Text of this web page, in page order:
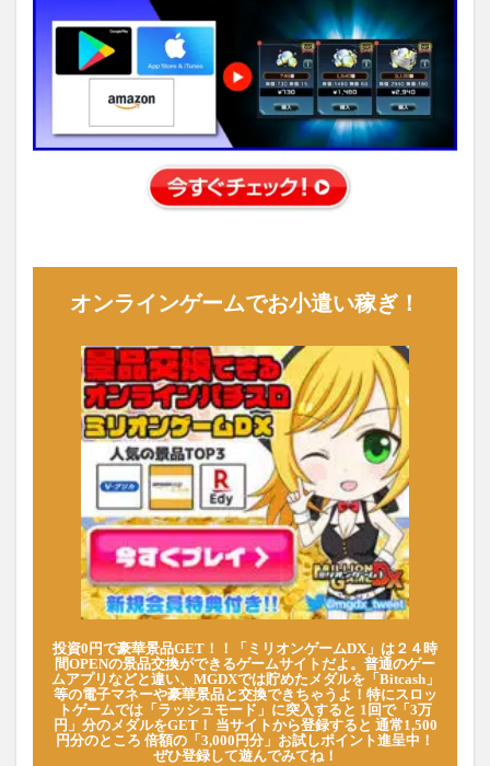
オンラインゲームでお小遣い稼ぎ！
投資0円で豪華景品GET！！「ミリオンゲームDX」は２４時
間OPENの景品交換ができるゲームサイトだよ。普通のゲー
ムアプリなどと違い、MGDXでは貯めたメダルを「Bitcash」
等の電子マネーや豪華景品と交換できちゃうよ！特にスロッ
トゲームでは「ラッシュモード」に突入すると 1回で「3万
円」分のメダルをGET！ 当サイトから登録すると 通常1,500
円分のところ 倍額の「3,000円分」お試しポイント進呈中！
ぜひ登録して遊んでみてね！